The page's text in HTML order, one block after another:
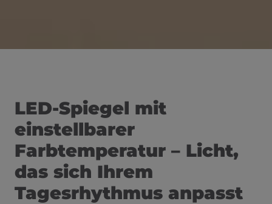
LED-Spiegel mit
einstellbarer
Farbtemperatur – Licht,
das sich Ihrem
Tagesrhythmus anpasst